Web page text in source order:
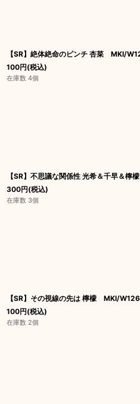
【SR】絶体絶命のピンチ 杏菜 MKI/
100円(税込)
在庫数 4個
【SR】不思議な関係性 光希＆千早＆
300円(税込)
在庫数 3個
【SR】その視線の先は 檸檬 MKI/
100円(税込)
在庫数 2個